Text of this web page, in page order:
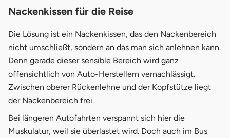
Nackenkissen für die Reise
Die Lösung ist ein Nackenkissen, das den Nackenbereich
nicht umschließt, sondern an das man sich anlehnen kann.
Denn gerade dieser sensible Bereich wird ganz
offensichtlich von Auto-Herstellern vernachlässigt.
Zwischen oberer Rückenlehne und der Kopfstütze liegt
der Nackenbereich frei.
Bei längeren Autofahrten verspannt sich hier die
Muskulatur, weil sie überlastet wird. Doch auch im Bus